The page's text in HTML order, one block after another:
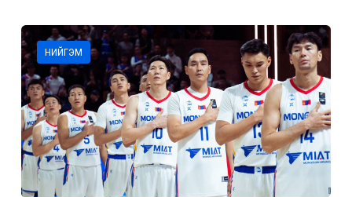
НИЙГЭМ